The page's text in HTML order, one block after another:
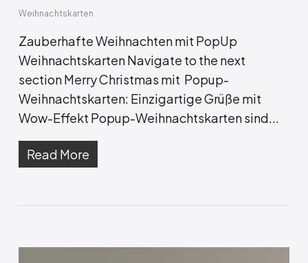
Weihnachtskarten
Zauberhafte Weihnachten mit PopUp
Weihnachtskarten Navigate to the next
section Merry Christmas mit Popup-
Weihnachtskarten: Einzigartige Grüße mit
Wow-Effekt Popup-Weihnachtskarten sind...
Read More